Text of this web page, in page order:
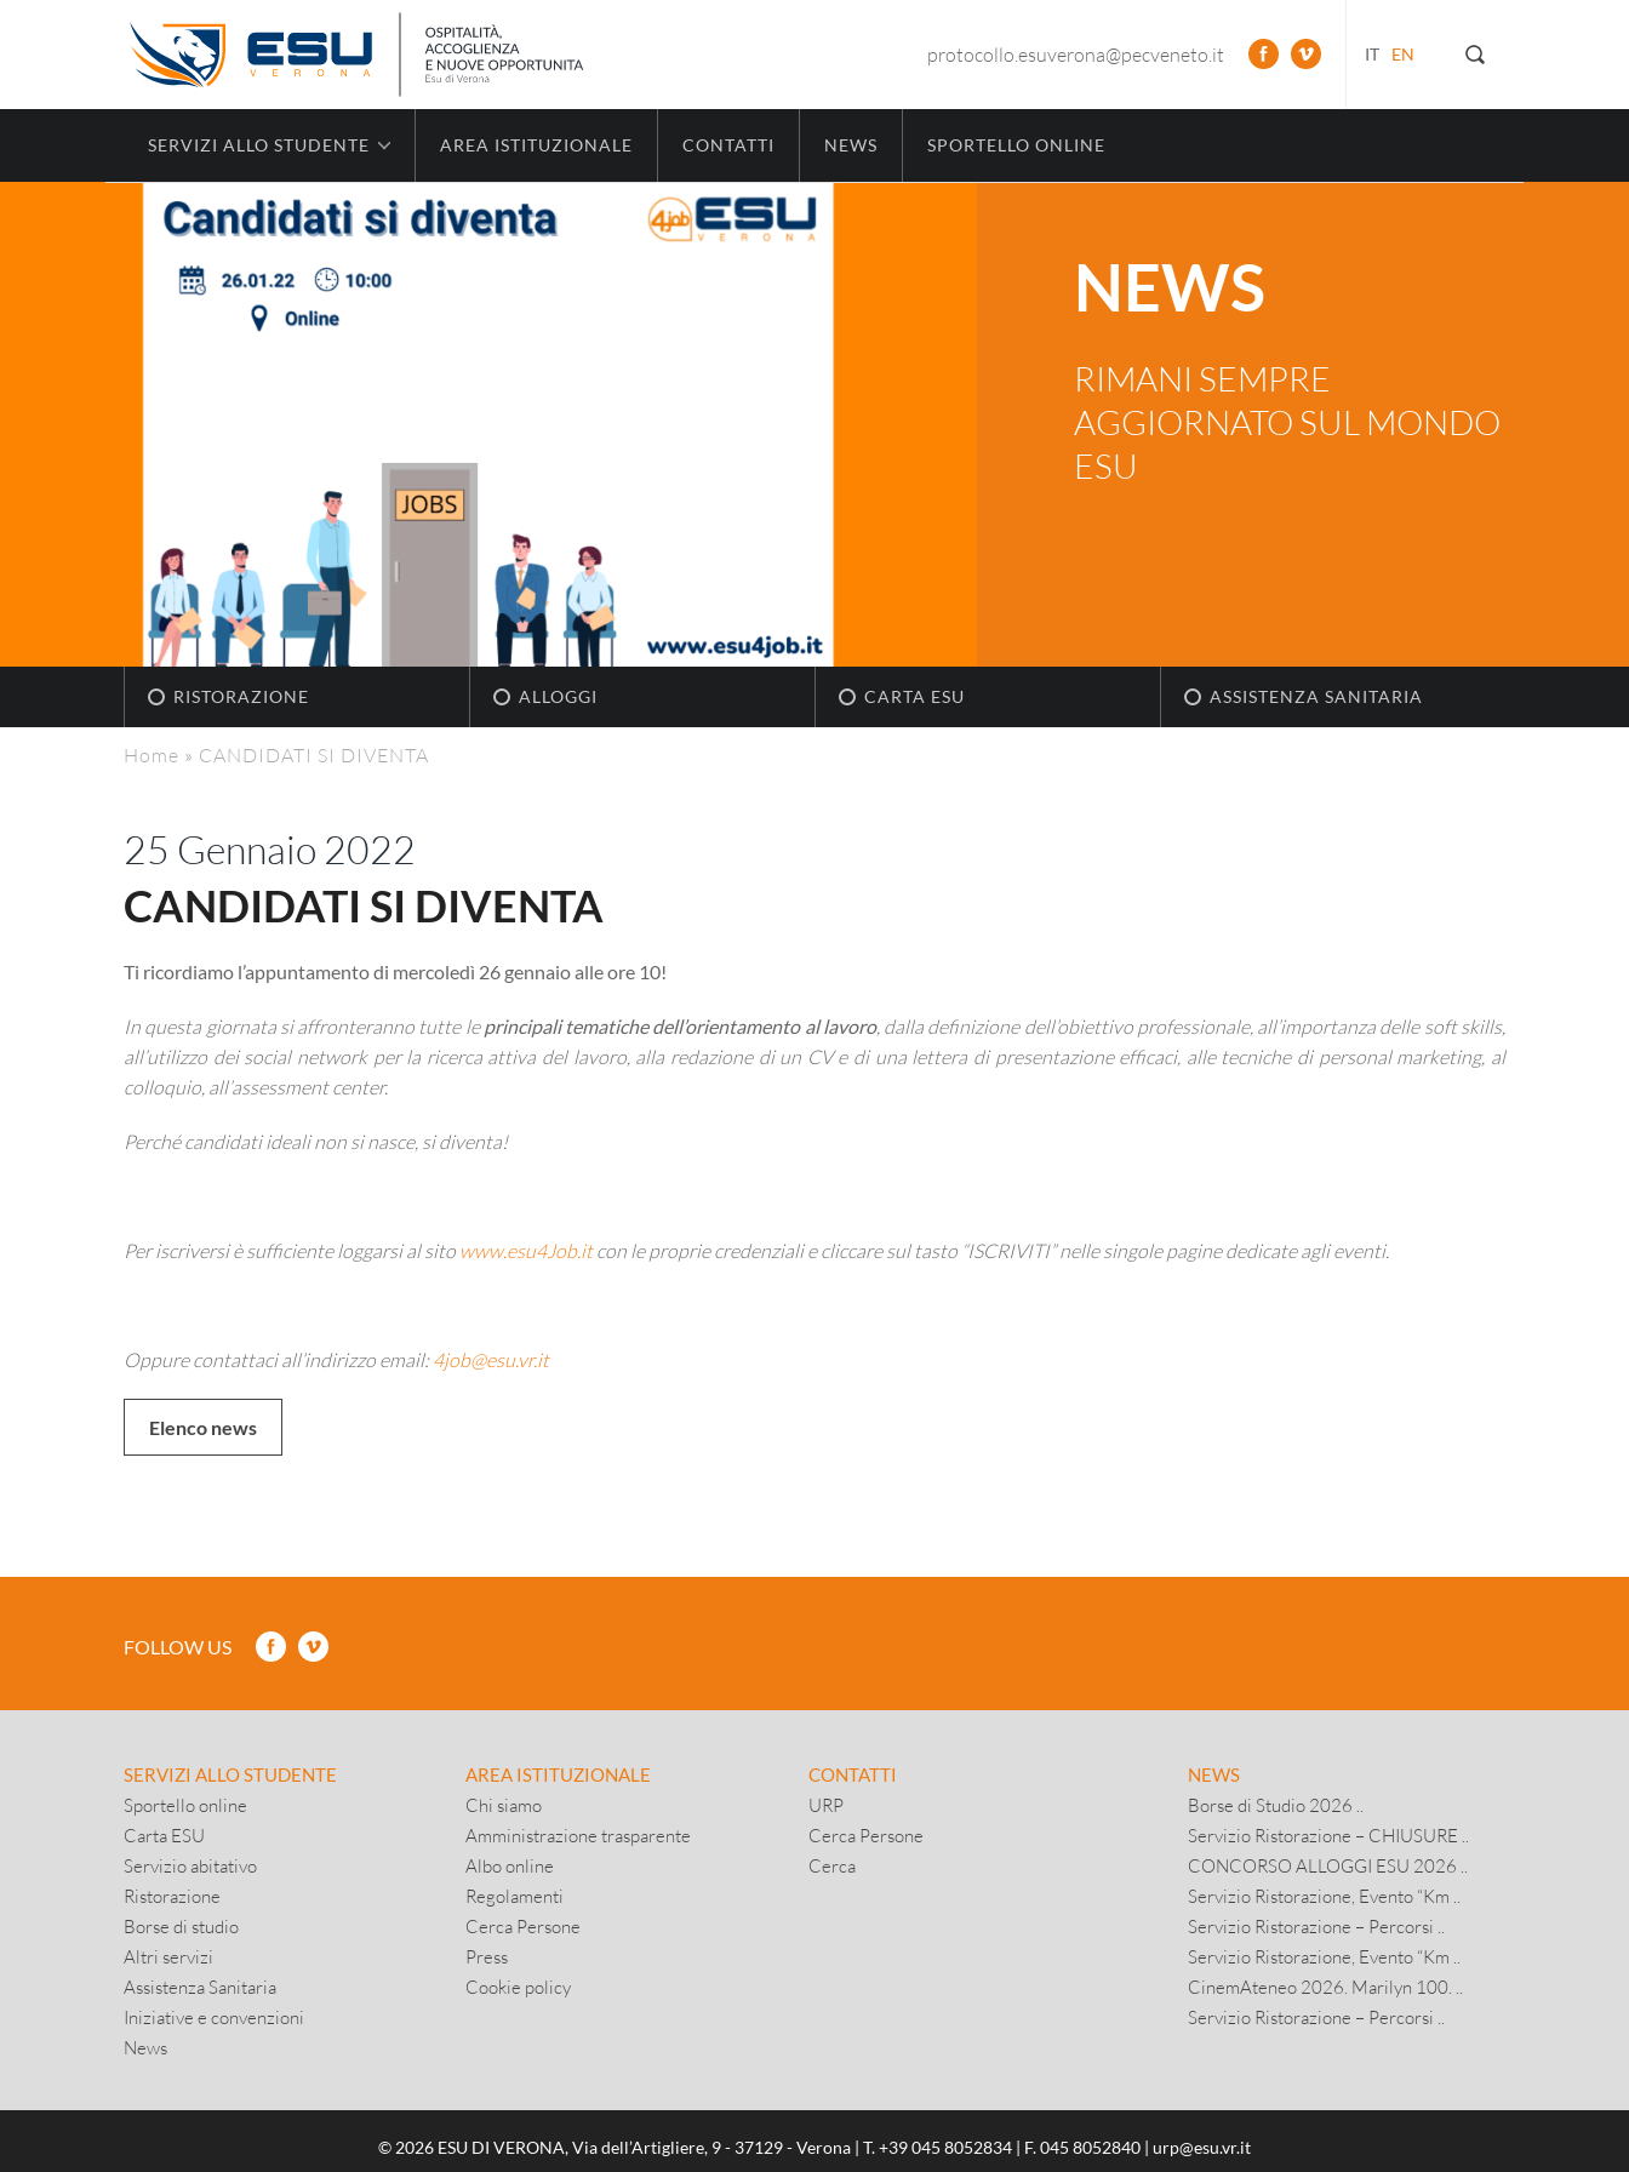
IT EN
protocollo.esuverona@pecveneto.it
SERVIZI ALLO STUDENTE AREA ISTITUZIONALE CONTATTI NEWS SPORTELLO ONLINE
NEWS
RIMANI SEMPRE
AGGIORNATO SUL MONDO
ESU
RISTORAZIONE ALLOGGI CARTA ESU ASSISTENZA SANITARIA
Home » CANDIDATI SI DIVENTA
25 Gennaio 2022
CANDIDATI SI DIVENTA
Ti ricordiamo l’appuntamento di mercoledì 26 gennaio alle ore 10!
In questa giornata si affronteranno tutte leprincipali tematiche dell’orientamento al lavoro, dalla definizione dell’obiettivo professionale, all’importanza delle soft skills,
all’utilizzo dei social network per la ricerca attiva del lavoro, alla redazione di un CV e di una lettera di presentazione efficaci, alle tecniche di personal marketing, al
colloquio, all’assessment center.
Perché candidati ideali non si nasce, si diventa!
Per iscriversi è sufficiente loggarsi al sito www.esu4Job.itcon le proprie credenziali e cliccare sul tasto “ISCRIVITI” nelle singole pagine dedicate agli eventi.
Oppure contattaci all’indirizzo email:4job@esu.vr.it
Elenco news
FOLLOW US
SERVIZI ALLO STUDENTE
Sportello online
Carta ESU
Servizio abitativo
Ristorazione
Borse di studio
Altri servizi
Assistenza Sanitaria
Iniziative e convenzioni
News
AREA ISTITUZIONALE
Chi siamo
Amministrazione trasparente
Albo online
Regolamenti
Cerca Persone
Press
Cookie policy
CONTATTI
URP
Cerca Persone
Cerca
NEWS
Borse di Studio 2026 ..
Servizio Ristorazione – CHIUSURE ..
CONCORSO ALLOGGI ESU 2026 ..
Servizio Ristorazione, Evento “Km ..
Servizio Ristorazione – Percorsi ..
Servizio Ristorazione, Evento “Km ..
CinemAteneo 2026. Marilyn 100. ..
Servizio Ristorazione – Percorsi ..
© 2026 ESU DI VERONA, Via dell’Artigliere, 9 - 37129 - Verona | T.+39 045 8052834 | F. 045 8052840 | urp@esu.vr.it